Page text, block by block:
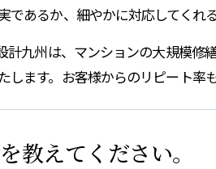
であるか、細やかに対応してくれ
計九州は、マンションの大規模修
します。お客様からのリピート率
教えてください。